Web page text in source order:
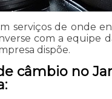
serviços de onde
com a equipe
dispõe.
câmbio no